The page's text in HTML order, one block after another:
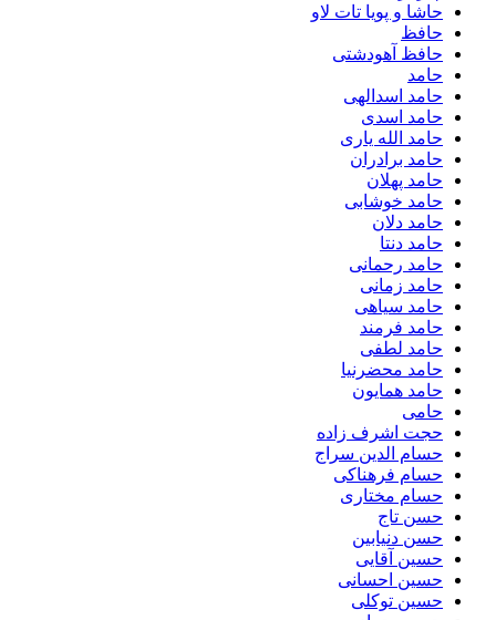
حاشا و پویا تات لاو
حافظ
حافظ آهودشتی
حامد
حامد اسدالهی
حامد اسدی
حامد الله یاری
حامد برادران
حامد پهلان
حامد خوشابی
حامد دلان
حامد دنتا
حامد رحمانی
حامد زمانی
حامد سیاهی
حامد فرمند
حامد لطفی
حامد محضرنیا
حامد همایون
حامی
حجت اشرف زاده
حسام الدین سراج
حسام فرهناکی
حسام مختاری
حسن تاج
حسن دنیابین
حسین آقایی
حسین احسانی
حسین توکلی